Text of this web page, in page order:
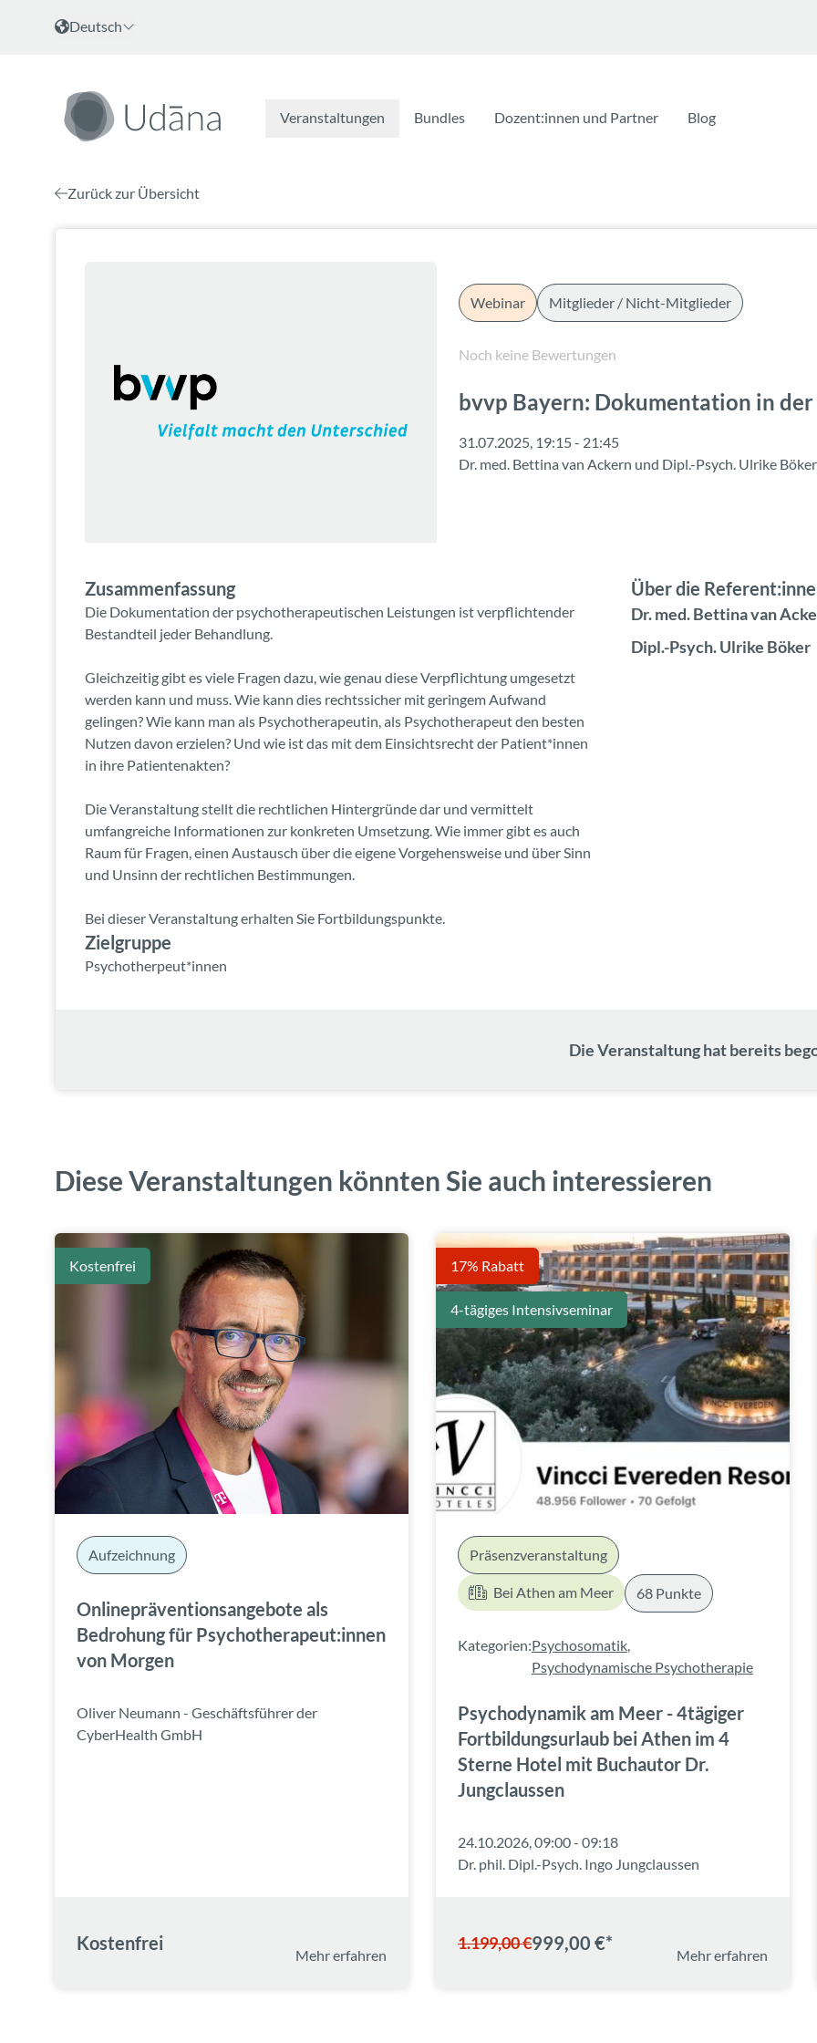
Zum Inhalt
Sprache wählen
Deutsch
Veranstaltungen Bundles Dozent:innen und Partner Blog
Zurück zur Übersicht
Webinar Mitglieder / Nicht-Mitglieder
Noch keine Bewertungen
bvvp Bayern: Dokumentation in
31.07.2025, 19:15 - 21:45
Dr. med. Bettina van Ackern und Dipl.-Psych. Ulrike Böker
Zusammenfassung
Die Dokumentation der psychotherapeutischen Leistungen ist verpflichtender
Bestandteil jeder Behandlung.
Gleichzeitig gibt es viele Fragen dazu, wie genau diese Verpflichtung umgesetzt
werden kann und muss. Wie kann dies rechtssicher mit geringem Aufwand
gelingen? Wie kann man als Psychotherapeutin, als Psychotherapeut den besten
Nutzen davon erzielen? Und wie ist das mit dem Einsichtsrecht der Patient*innen
in ihre Patientenakten?
Die Veranstaltung stellt die rechtlichen Hintergründe dar und vermittelt
umfangreiche Informationen zur konkreten Umsetzung. Wie immer gibt es auch
Raum für Fragen, einen Austausch über die eigene Vorgehensweise und über Sinn
und Unsinn der rechtlichen Bestimmungen.
Bei dieser Veranstaltung erhalten Sie Fortbildungspunkte.
Zielgruppe
Psychotherpeut*innen
Über die
Dr. med. Bettina van
Dipl.-Psych. Ulrike Böker
Die Veranstaltung hat bereits
Diese Veranstaltungen könnten Sie auch interessieren
Kostenfrei
Aufzeichnung
Onlinepräventionsangebote als
Bedrohung für Psychotherapeut:innen
von Morgen
Oliver Neumann - Geschäftsführer der
CyberHealth GmbH
Kostenfrei
Mehr erfahren
17% Rabatt
4-tägiges Intensivseminar
Präsenzveranstaltung
Bei Athen am Meer 68 Punkte
Kategorien:Psychosomatik,
Psychodynamische Psychotherapie
Psychodynamik am Meer - 4tägiger
Fortbildungsurlaub bei Athen im 4
Sterne Hotel mit Buchautor Dr.
Jungclaussen
24.10.2026, 09:00 - 09:18
Dr. phil. Dipl.-Psych. Ingo Jungclaussen
1.199,00 €999,00 €*
Mehr erfahren